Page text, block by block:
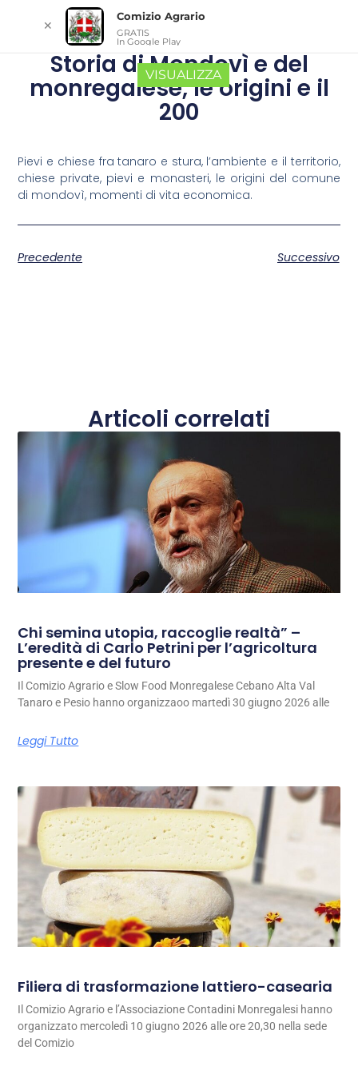
Storia di Mondovì e del
monregalese, le origini e il
200
Pievi e chiese fra tanaro e stura, l’ambiente e il territorio,
chiese private, pievi e monasteri, le origini del comune
di mondovì, momenti di vita economica.
Precedente Successivo
Articoli correlati
Chi semina utopia, raccoglie realtà” –
L’eredità di Carlo Petrini per l’agricoltura
presente e del futuro
Il Comizio Agrario e Slow Food Monregalese Cebano Alta Val
Tanaro e Pesio hanno organizzaoo martedì 30 giugno 2026 alle
Leggi Tutto
Filiera di trasformazione lattiero-casearia
Il Comizio Agrario e l’Associazione Contadini Monregalesi hanno
organizzato mercoledì 10 giugno 2026 alle ore 20,30 nella sede
del Comizio
✕
Comizio Agrario
GRATIS
In Google Play
VISUALIZZA